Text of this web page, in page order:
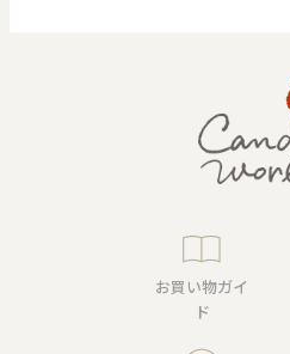
お買い物ガイ
ド